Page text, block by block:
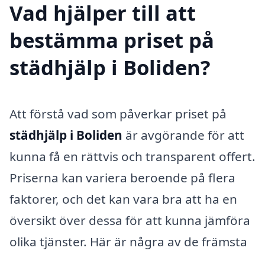
Vad hjälper till att
bestämma priset på
städhjälp i Boliden?
Att förstå vad som påverkar priset på
städhjälp i Boliden är avgörande för att
kunna få en rättvis och transparent offert.
Priserna kan variera beroende på flera
faktorer, och det kan vara bra att ha en
översikt över dessa för att kunna jämföra
olika tjänster. Här är några av de främsta